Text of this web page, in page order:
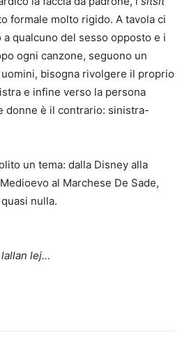
formale molto rigido. A tavola ci
qualcuno del sesso opposto e i
ogni canzone, seguono un
bisogna rivolgere il proprio
e infine verso la persona
donne è il contrario: sinistra-
un tema: dalla Disney alla
al Marchese De Sade,
nulla.
lej…